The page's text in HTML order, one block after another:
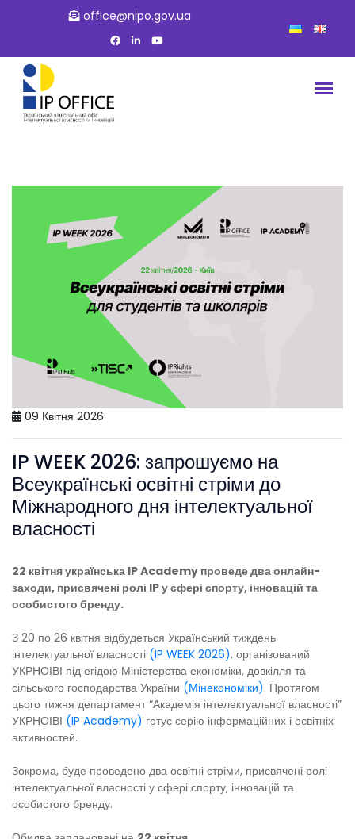
office@nipo.gov.ua
09 Квітня 2026
IP WEEK 2026: запрошуємо на
Всеукраїнські освітні стріми до
Міжнародного дня інтелектуальної
власності
22 квітня українська IP Academy проведе два онлайн-
заходи, присвячені ролі IP у сфері спорту, інновацій та
особистого бренду.
З 20 по 26 квітня відбудеться Український тиждень
інтелектуальної власності (IP WEEK 2026), організований
УКРНОІВІ під егідою Міністерства економіки, довкілля та
сільського господарства України (Мінекономіки). Протягом
цього тижня департамент “Академія інтелектуальної власності”
УКРНОІВІ (IP Academy) готує серію інформаційних і освітніх
активностей.
Зокрема, буде проведено два освітні стріми, присвячені ролі
інтелектуальної власності у сфері спорту, інновацій та
особистого бренду.